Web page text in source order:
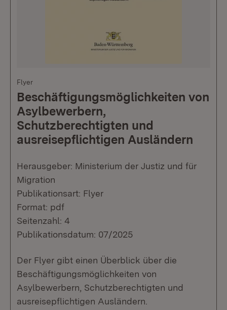
Flyer
Beschäftigungsmöglichkeiten von
Asylbewerbern,
Schutzberechtigten und
ausreisepflichtigen Ausländern
Herausgeber: Ministerium der Justiz und für
Migration
Publikationsart: Flyer
Format: pdf
Seitenzahl: 4
Publikationsdatum: 07/2025
Der Flyer gibt einen Überblick über die
Beschäftigungsmöglichkeiten von
Asylbewerbern, Schutzberechtigten und
ausreisepflichtigen Ausländern.